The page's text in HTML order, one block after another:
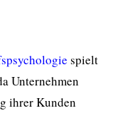
spielt
Unternehmen
ihrer Kunden